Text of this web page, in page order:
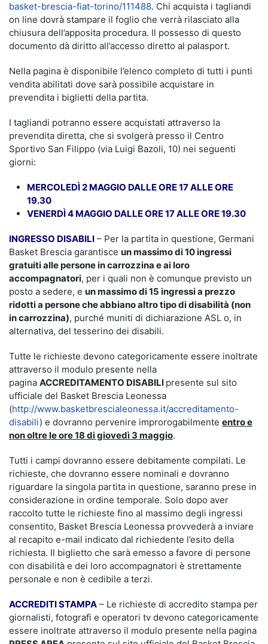
basket-brescia-fiat-torino/111488. Chi acquista i tagliandi
on line dovrà stampare il foglio che verrà rilasciato alla
chiusura dell’apposita procedura. Il possesso di questo
documento dà diritto all’accesso diretto al palasport.
Nella pagina è disponibile l’elenco completo di tutti i punti
vendita abilitati dove sarà possibile acquistare in
prevendita i biglietti della partita.
I tagliandi potranno essere acquistati attraverso la
prevendita diretta, che si svolgerà presso il Centro
Sportivo San Filippo (via Luigi Bazoli, 10) nei seguenti
giorni:
MERCOLEDÌ 2 MAGGIO DALLE ORE 17 ALLE ORE
19.30
VENERDÌ 4 MAGGIO DALLE ORE 17 ALLE ORE 19.30
INGRESSO DISABILI – Per la partita in questione, Germani
Basket Brescia garantisce un massimo di 10 ingressi
gratuiti alle persone in carrozzina e ai loro
accompagnatori, per i quali non è comunque previsto un
posto a sedere, e un massimo di 15 ingressi a prezzo
ridotti a persone che abbiano altro tipo di disabilità (non
in carrozzina), purché muniti di dichiarazione ASL o, in
alternativa, del tesserino dei disabili.
Tutte le richieste devono categoricamente essere inoltrate
attraverso il modulo presente nella
pagina ACCREDITAMENTO DISABILI presente sul sito
ufficiale del Basket Brescia Leonessa
(http://www.basketbrescialeonessa.it/accreditamento-
disabili) e dovranno pervenire improrogabilmente entro e
non oltre le ore 18 di giovedì 3 maggio.
Tutti i campi dovranno essere debitamente compilati. Le
richieste, che dovranno essere nominali e dovranno
riguardare la singola partita in questione, saranno prese in
considerazione in ordine temporale. Solo dopo aver
raccolto tutte le richieste fino al massimo degli ingressi
consentito, Basket Brescia Leonessa provvederà a inviare
al recapito e-mail indicato dal richiedente l’esito della
richiesta. Il biglietto che sarà emesso a favore di persone
con disabilità e dei loro accompagnatori è strettamente
personale e non è cedibile a terzi.
ACCREDITI STAMPA – Le richieste di accredito stampa per
giornalisti, fotografi e operatori tv devono categoricamente
essere inoltrate attraverso il modulo presente nella pagina